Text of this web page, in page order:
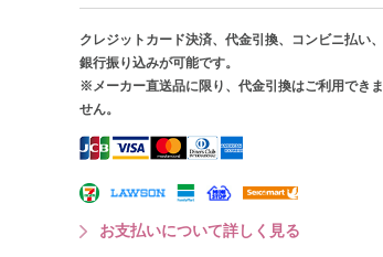
クレジットカード決済、代金引換、コンビニ払い、
銀行振り込みが可能です。
※メーカー直送品に限り、代金引換はご利用できま
せん。
お支払いについて詳しく見る